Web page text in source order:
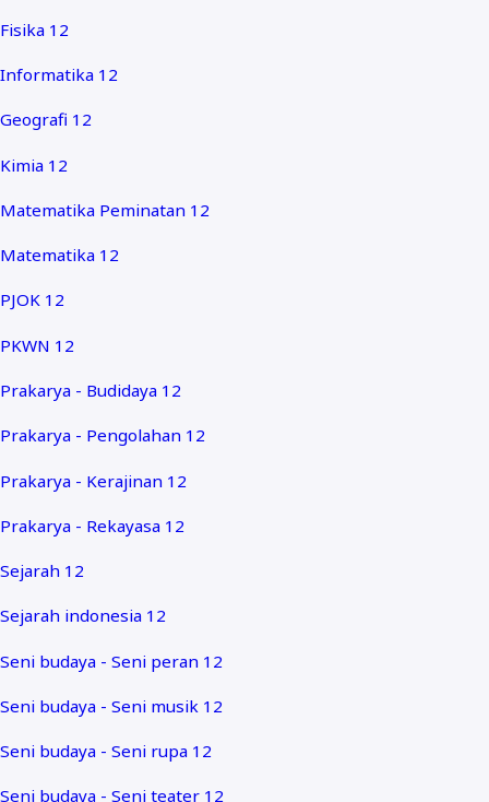
Fisika 12
Informatika 12
Geografi 12
Kimia 12
Matematika Peminatan 12
Matematika 12
PJOK 12
PKWN 12
Prakarya - Budidaya 12
Prakarya - Pengolahan 12
Prakarya - Kerajinan 12
Prakarya - Rekayasa 12
Sejarah 12
Sejarah indonesia 12
Seni budaya - Seni peran 12
Seni budaya - Seni musik 12
Seni budaya - Seni rupa 12
Seni budaya - Seni teater 12